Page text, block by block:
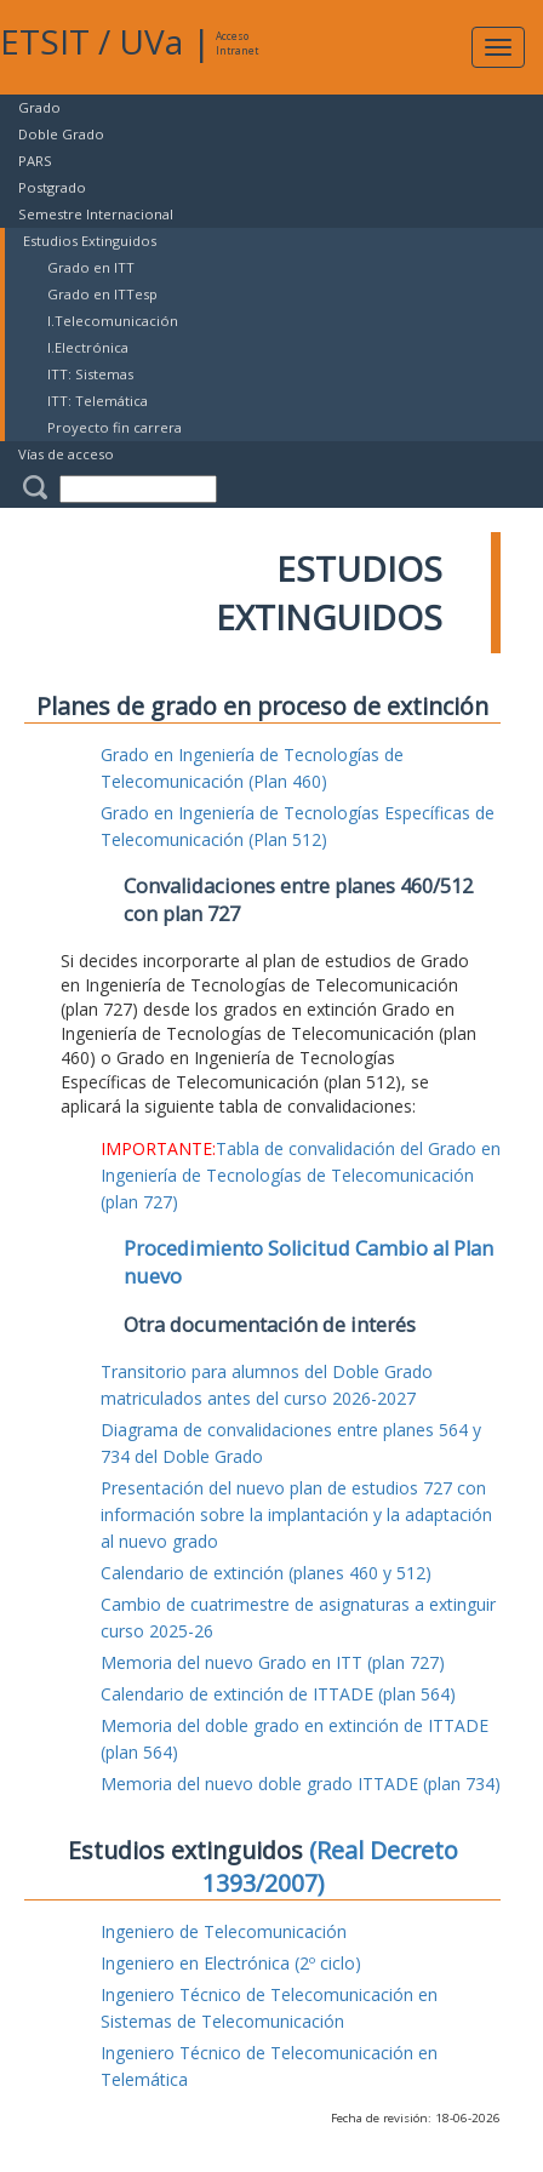
ETSIT / UVa |
Acceso
Intranet
Grado
Doble Grado
PARS
Postgrado
Semestre Internacional
Estudios Extinguidos
Grado en ITT
Grado en ITTesp
I.Telecomunicación
I.Electrónica
ITT: Sistemas
ITT: Telemática
Proyecto fin carrera
Vías de acceso
ESTUDIOS
EXTINGUIDOS
Planes de grado en proceso de extinción
Grado en Ingeniería de Tecnologías de
Telecomunicación (Plan 460)
Grado en Ingeniería de Tecnologías Específicas de
Telecomunicación (Plan 512)
Convalidaciones entre planes 460/512
con plan 727
Si decides incorporarte al plan de estudios de Grado
en Ingeniería de Tecnologías de Telecomunicación
(plan 727) desde los grados en extinción Grado en
Ingeniería de Tecnologías de Telecomunicación (plan
460) o Grado en Ingeniería de Tecnologías
Específicas de Telecomunicación (plan 512), se
aplicará la siguiente tabla de convalidaciones:
IMPORTANTE:Tabla de convalidación del Grado en
Ingeniería de Tecnologías de Telecomunicación
(plan 727)
Procedimiento Solicitud Cambio al Plan
nuevo
Otra documentación de interés
Transitorio para alumnos del Doble Grado
matriculados antes del curso 2026-2027
Diagrama de convalidaciones entre planes 564 y
734 del Doble Grado
Presentación del nuevo plan de estudios 727 con
información sobre la implantación y la adaptación
al nuevo grado
Calendario de extinción (planes 460 y 512)
Cambio de cuatrimestre de asignaturas a extinguir
curso 2025-26
Memoria del nuevo Grado en ITT (plan 727)
Calendario de extinción de ITTADE (plan 564)
Memoria del doble grado en extinción de ITTADE
(plan 564)
Memoria del nuevo doble grado ITTADE (plan 734)
Estudios extinguidos (Real Decreto
1393/2007)
Ingeniero de Telecomunicación
Ingeniero en Electrónica (2º ciclo)
Ingeniero Técnico de Telecomunicación en
Sistemas de Telecomunicación
Ingeniero Técnico de Telecomunicación en
Telemática
Fecha de revisión: 18-06-2026